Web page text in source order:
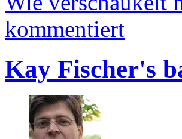
kommentiert
Kay Fischer's